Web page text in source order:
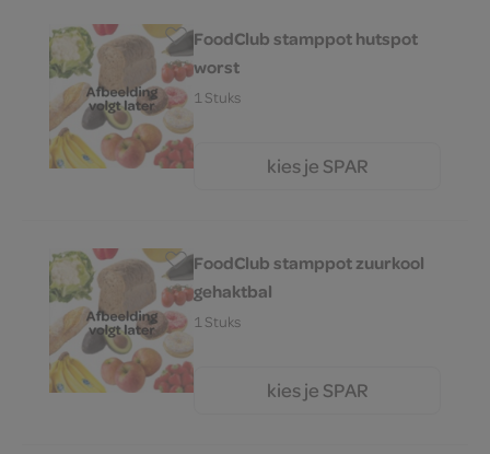
FoodClub stamppot hutspot
worst
1 Stuks
kies je SPAR
FoodClub stamppot zuurkool
gehaktbal
1 Stuks
kies je SPAR